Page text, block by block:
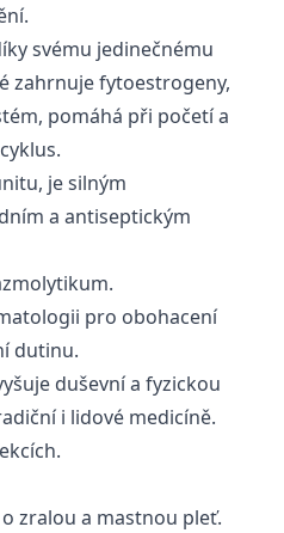
svému jedinečnému
zahrnuje fytoestrogeny,
pomáhá při početí a
je silným
a antiseptickým
pro obohacení
dutinu.
duševní a fyzickou
i lidové medicíně.
zralou a mastnou pleť.